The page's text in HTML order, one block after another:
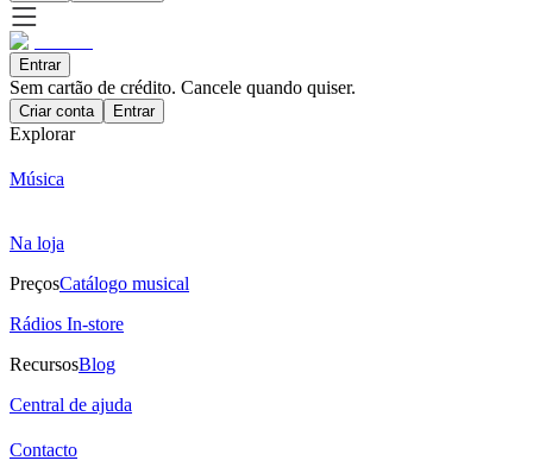
Entrar
Sem cartão de crédito. Cancele quando quiser.
Criar conta Entrar
Explorar
Música
Na loja
PreçosCatálogo musical
Rádios In-store
RecursosBlog
Central de ajuda
Contacto